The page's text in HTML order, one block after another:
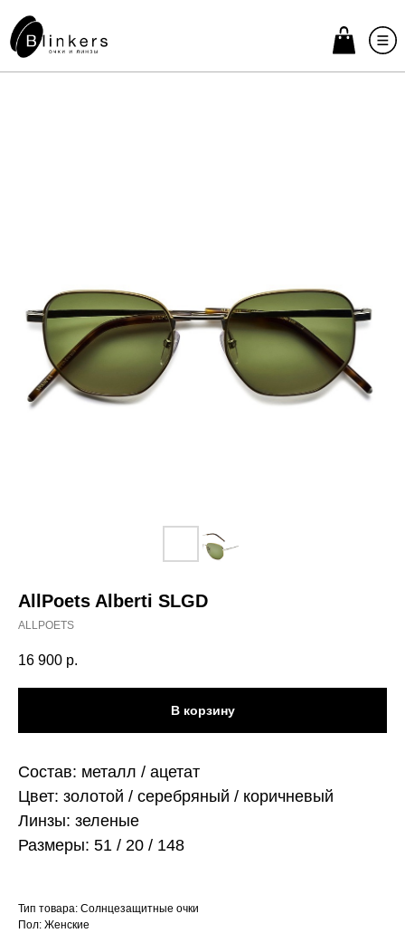
AllPoets Alberti SLGD
ALLPOETS
16 900 р.
В корзину
Состав: металл / ацетат
Цвет: золотой / серебряный / коричневый
Линзы: зеленые
Размеры: 51 / 20 / 148
Тип товара: Солнцезащитные очки
Пол: Женские